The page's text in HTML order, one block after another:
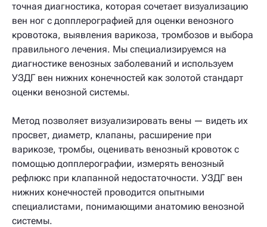
точная диагностика, которая сочетает визуализацию
вен ног с допплерографией для оценки венозного
кровотока, выявления варикоза, тромбозов и выбора
правильного лечения. Мы специализируемся на
диагностике венозных заболеваний и используем
УЗДГ вен нижних конечностей как золотой стандарт
оценки венозной системы.
Метод позволяет визуализировать вены — видеть их
просвет, диаметр, клапаны, расширение при
варикозе, тромбы, оценивать венозный кровоток с
помощью допплерографии, измерять венозный
рефлюкс при клапанной недостаточности. УЗДГ вен
нижних конечностей проводится опытными
специалистами, понимающими анатомию венозной
системы.